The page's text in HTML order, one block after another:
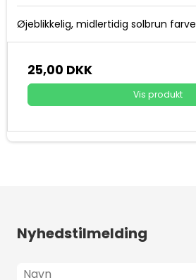
Øjeblikkelig, midlertidig solbrun farve
25,00 DKK
Vis produkt
Nyhedstilmelding